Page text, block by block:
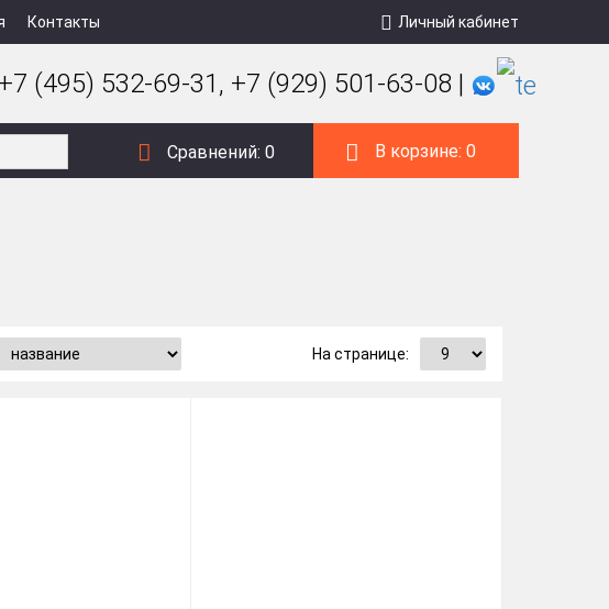
Контакты Личный кабинет
+7 (495) 532-69-31, +7 (929) 501-63-08 |
Сравнений: 0 В корзине:0
На странице: